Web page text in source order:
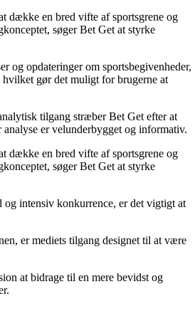
dække en bred vifte af sportsgrene og
søger Bet Get at styrke
og opdateringer om sportsbegivenheder,
gør det muligt for brugerne at
tilgang stræber Bet Get efter at
er velunderbygget og informativ.
dække en bred vifte af sportsgrene og
søger Bet Get at styrke
og intensiv konkurrence, er det vigtigt at
er mediets tilgang designet til at være
at bidrage til en mere bevidst og